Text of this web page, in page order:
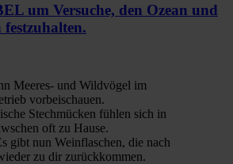
um Versuche, den Ozean und
festzuhalten.
Meeres- und Wildvögel im
vorbeischauen.
Stechmücken fühlen sich in
oft zu Hause.
gibt nun Weinflaschen, die nach
zu dir zurückkommen.